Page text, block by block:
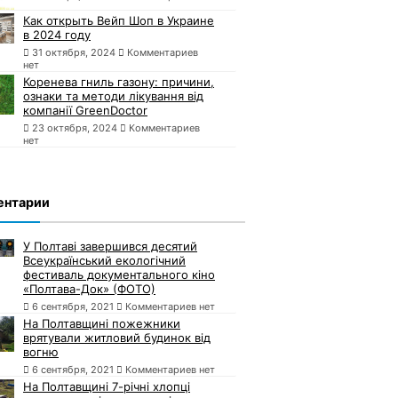
Как открыть Вейп Шоп в Украине
в 2024 году
31 октября, 2024
Комментариев
нет
Коренева гниль газону: причини,
ознаки та методи лікування від
компанії GreenDoctor
23 октября, 2024
Комментариев
нет
У Полтаві завершився десятий
Всеукраїнський екологічний
фестиваль документального кіно
«Полтава-Док» (ФОТО)
6 сентября, 2021 Комментариев нет
На Полтавщині пожежники
врятували житловий будинок від
вогню
6 сентября, 2021 Комментариев нет
На Полтавщині 7-річні хлопці